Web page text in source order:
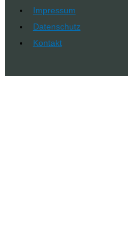
Impressum
Datenschutz
Kontakt